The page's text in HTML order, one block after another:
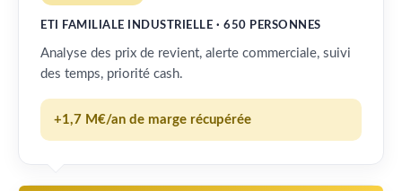
ETI FAMILIALE INDUSTRIELLE · 650 PERSONNES
Analyse des prix de revient, alerte commerciale, suivi
des temps, priorité cash.
+1,7 M€/an de marge récupérée